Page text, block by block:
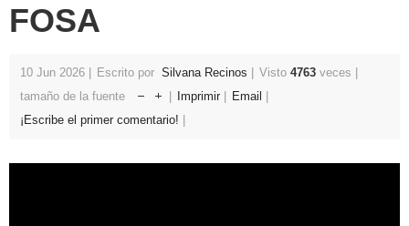
FOSA
10 Jun 2026 Escrito por Silvana Recinos Visto 4763 veces
tamaño de la fuente
Imprimir
Email
¡Escribe el primer comentario!